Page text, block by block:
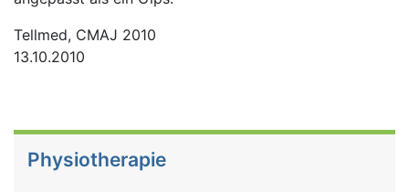
Tellmed, CMAJ 2010
13.10.2010
Physiotherapie